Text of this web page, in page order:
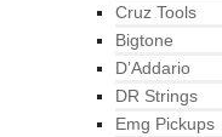
Cruz Tools
Bigtone
D’Addario
DR Strings
Emg Pickups